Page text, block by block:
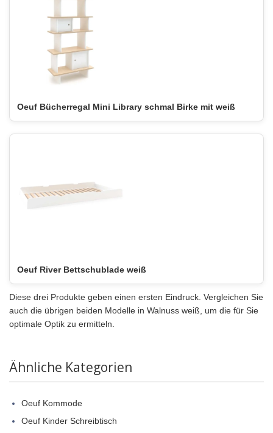
Oeuf Bücherregal Mini Library schmal Birke mit weiß
Oeuf River Bettschublade weiß
Diese drei Produkte geben einen ersten Eindruck. Vergleichen Sie
auch die übrigen beiden Modelle in Walnuss weiß, um die für Sie
optimale Optik zu ermitteln.
Ähnliche Kategorien
Oeuf Kommode
Oeuf Kinder Schreibtisch